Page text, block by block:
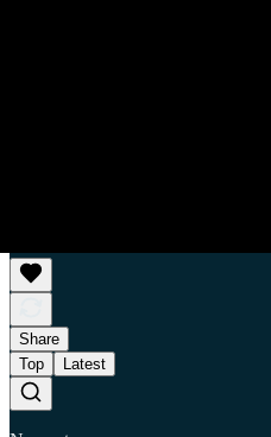
Share
Top
Latest